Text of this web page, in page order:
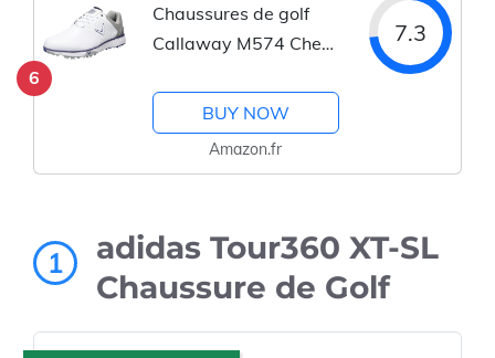
6
Chaussures de golf
Callaway M574 Chev
7.3
BUY NOW
Amazon.fr
1
adidas Tour360 XT-SL
Chaussure de Golf